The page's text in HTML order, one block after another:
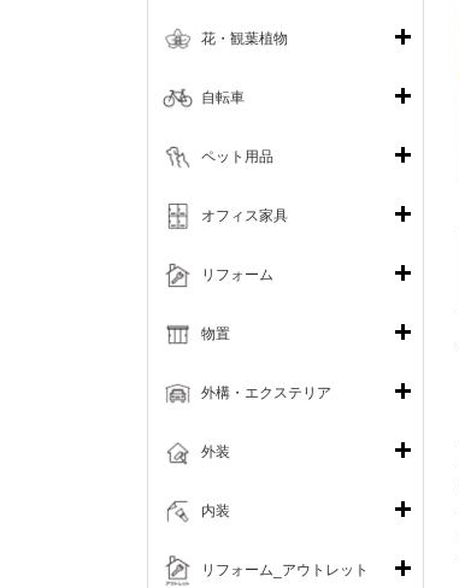
花・観葉植物
自転車
ペット用品
オフィス家具
リフォーム
リフォーム_アウトレット
物置
外構・エクステリア
外装
内装